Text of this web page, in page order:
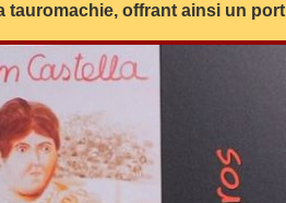
tauromachie, offrant ainsi un